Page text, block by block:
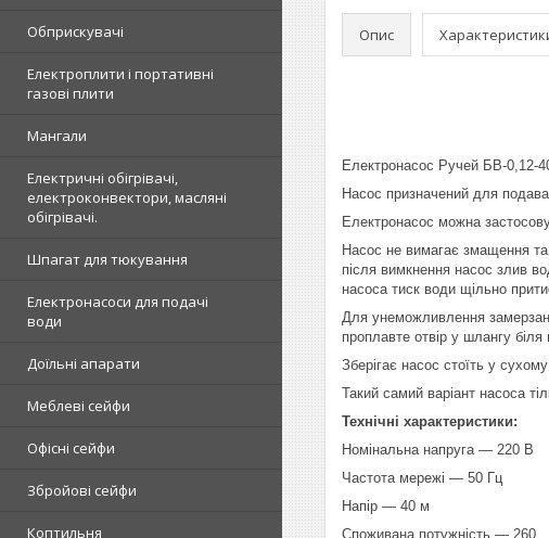
Обприскувачі
Електроплити і портативні
газові плити
Мангали
Електричні обігрівачі,
електроконвектори, масляні
обігрівачі.
Шпагат для тюкування
Електронасоси для подачі
води
Доїльні апарати
Меблеві сейфи
Офісні сейфи
Збройові сейфи
Коптильня
Опис
Електронасос Ручей БВ-0,12-
Насос призначений для
Електронасос можна
Насос не вимагає змащення
після вимкнення насос злив
насоса тиск води щільно
Для унеможливлення
проплавте отвір у шлангу
Зберігає насос стоїть у
Такий самий варіант насоса
Технічні характеристики:
Номінальна напруга — 220 В
Частота мережі — 50 Гц
Напір — 40 м
Споживана потужність — 260